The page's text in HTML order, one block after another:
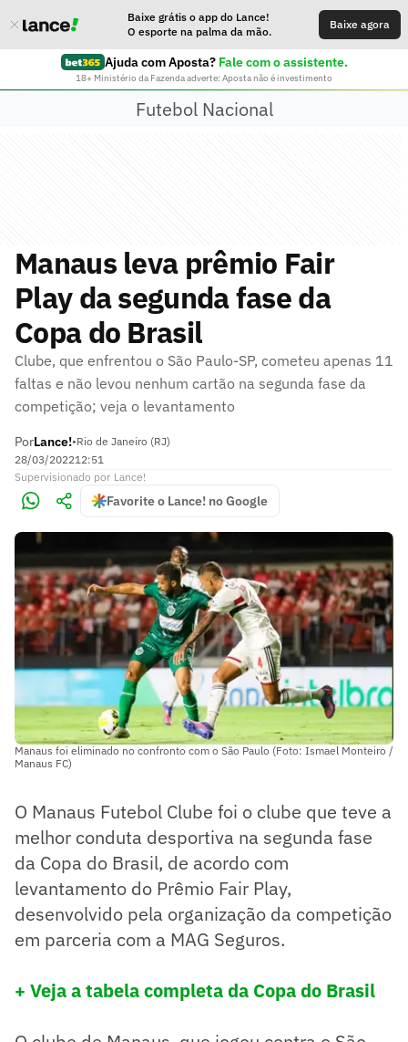
Baixe grátis o app do Lance!
O esporte na palma da mão.
Baixe agora
Ajuda com Aposta? Fale com o assistente.
18+ Ministério da Fazenda adverte: Aposta não é investimento
Futebol Nacional
Manaus leva prêmio Fair
Play da segunda fase da
Copa do Brasil
Clube, que enfrentou o São Paulo-SP, cometeu apenas 11
faltas e não levou nenhum cartão na segunda fase da
competição; veja o levantamento
PorLance!•Rio de Janeiro (RJ)
28/03/202212:51
Supervisionado por Lance!
Favorite o Lance! no Google
Manaus foi eliminado no confronto com o São Paulo (Foto: Ismael Monteiro /
Manaus FC)
O Manaus Futebol Clube foi o clube que teve a
melhor conduta desportiva na segunda fase
da Copa do Brasil, de acordo com
levantamento do Prêmio Fair Play,
desenvolvido pela organização da competição
em parceria com a MAG Seguros.
+ Veja a tabela completa da Copa do Brasil